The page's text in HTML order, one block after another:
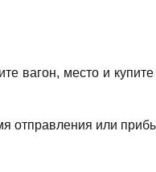
вагон, место и
отправления или